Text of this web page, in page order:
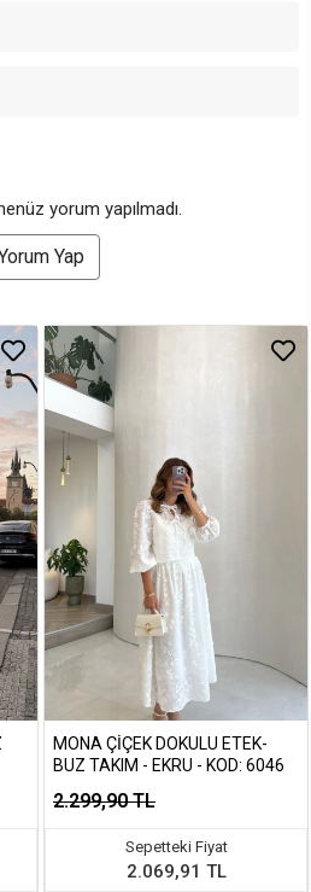
yorum yapılmadı.
Yap
MONA ÇIÇEK DOKULU ETEK-
BUZ TAKIM - EKRU - KOD: 6046
2.299,90 TL
Sepetteki Fiyat
2.069,91 TL